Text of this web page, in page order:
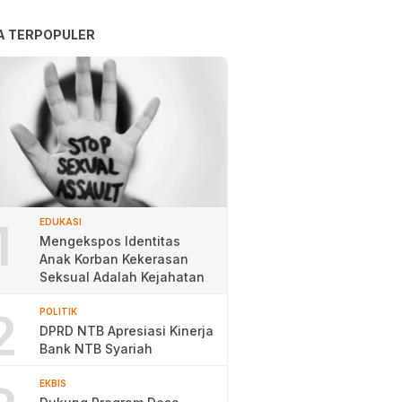
TERPOPULER
EDUKASI
Mengekspos Identitas
Anak Korban Kekerasan
Seksual Adalah Kejahatan
POLITIK
DPRD NTB Apresiasi Kinerja
Bank NTB Syariah
EKBIS